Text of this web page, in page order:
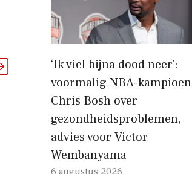
‘Ik viel bijna dood neer’:
voormalig NBA-kampioen
Chris Bosh over
gezondheidsproblemen,
advies voor Victor
Wembanyama
6 augustus 2026